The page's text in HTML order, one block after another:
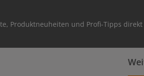
Produktneuheiten und Profi-Tipps